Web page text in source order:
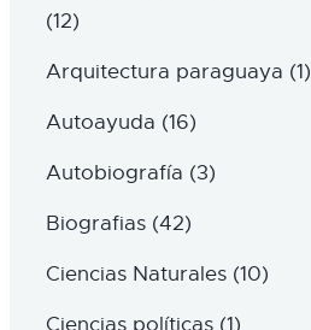
(12)
Arquitectura paraguaya (1)
Autoayuda (16)
Autobiografía (3)
Biografias (42)
Ciencias Naturales (10)
Ciencias políticas (1)